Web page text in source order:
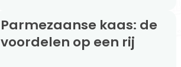
Parmezaanse kaas: de
voordelen op een rij